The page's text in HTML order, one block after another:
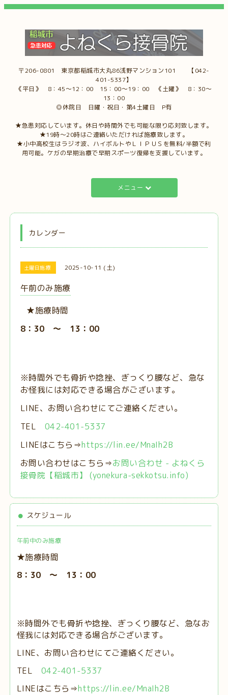
〒206-0801 東京都稲城市大丸86浅野マンション101 【042-
401-5337】
《平日》 8：45～12：00 15：00～19：00 《土曜》 8：30～
13：00
◎休院日 日曜・祝日・第4土曜日 P有
★急患対応しています。休日や時間外でも可能な限り応対致します。
★19時～20時はご連絡いただければ施療致します。
★小中高校生はラジオ波、ハイボルトやＬＩＰＵＳを無料/半額で利
用可能。ケガの早期治療で早期スポーツ復帰を支援しています。
メニュー
カレンダー
土曜日施療 2025-10-11 (土)
午前のみ施療
★施療時間
8：30 ～ 13：00
※時間外でも骨折や捻挫、ぎっくり腰など、急な
お怪我には対応できる場合がございます。
LINE、お問い合わせにてご連絡ください。
TEL 042-401-5337
LINEはこちら⇒https://lin.ee/MnaIh2B
お問い合わせはこちら⇒お問い合わせ - よねくら
接骨院【稲城市】 (yonekura-sekkotsu.info)
スケジュール
午前中のみ施療
★施療時間
8：30 ～ 13：00
※時間外でも骨折や捻挫、ぎっくり腰など、急なお
怪我には対応できる場合がございます。
LINE、お問い合わせにてご連絡ください。
TEL 042-401-5337
LINEはこちら⇒https://lin.ee/MnaIh2B